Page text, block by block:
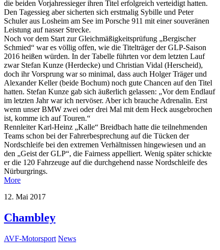
die beiden Vorjahressieger ihren Titel erfolgreich verteidigt hatten.
Den Tagessieg aber sicherten sich erstmalig Sybille und Peter
Schuler aus Losheim am See im Porsche 911 mit einer souveränen
Leistung auf nasser Strecke.
Noch vor dem Start zur Gleichmäßigkeitsprüfung „Bergischer
Schmied“ war es völlig offen, wie die Titelträger der GLP-Saison
2016 heißen würden. In der Tabelle führten vor dem letzten Lauf
zwar Stefan Kunze (Herdecke) und Christian Vidal (Herscheid),
doch ihr Vorsprung war so minimal, dass auch Holger Träger und
Alexander Keller (beide Bochum) noch gute Chancen auf den Titel
hatten. Stefan Kunze gab sich äußerlich gelassen: „Vor dem Endlauf
im letzten Jahr war ich nervöser. Aber ich brauche Adrenalin. Erst
wenn unser BMW zwei oder drei Mal mit dem Heck ausgebrochen
ist, komme ich auf Touren.“
Rennleiter Karl-Heinz „Kalle“ Breidbach hatte die teilnehmenden
Teams schon bei der Fahrerbesprechung auf die Tücken der
Nordschleife bei den extremen Verhältnissen hingewiesen und an
den „Geist der GLP“, die Fairness appelliert. Wenig später schickte
er die 120 Fahrzeuge auf die durchgehend nasse Nordschleife des
Nürburgrings.
More
12. Mai 2017
Chambley
AVF-Motorsport News